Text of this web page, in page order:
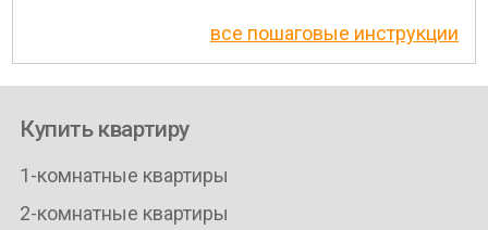
все пошаговые инструкции
Купить квартиру
1-комнатные квартиры
2-комнатные квартиры